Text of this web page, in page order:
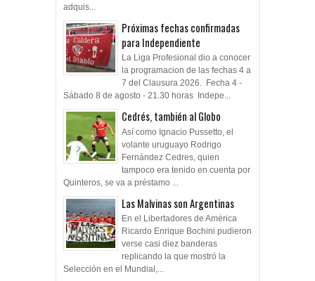
adquis...
Próximas fechas confirmadas
para Independiente
La Liga Profesional dio a conocer
la programacion de las fechas 4 a
7 del Clausura 2026. Fecha 4 -
Sábado 8 de agosto - 21.30 horas Indepe...
Cedrés, también al Globo
Así como Ignacio Pussetto, el
volante uruguayo Rodrigo
Fernández Cedres, quien
tampoco era tenido en cuenta por
Quinteros, se va a préstamo ...
Las Malvinas son Argentinas
En el Libertadores de América
Ricardo Enrique Bochini pudieron
verse casi diez banderas
replicando la que mostró la
Selección en el Mundial,...